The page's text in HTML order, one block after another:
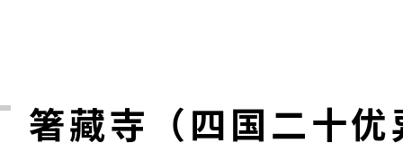
箸藏寺（四国二十优